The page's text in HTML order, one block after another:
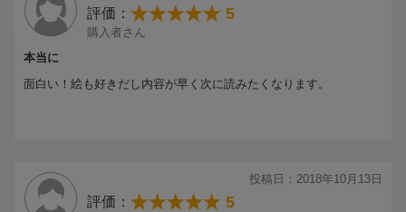
評価： 5
購入者さん
本当に
面白い！絵も好きだし内容が早く次に読みたくなります。
投稿日：2018年10月13日
評価： 5